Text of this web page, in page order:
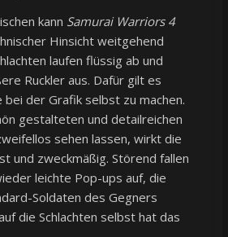
kann Samurai Warriors 4
Hinsicht weitgehend
laufen flüssig ab und
Ruckler aus. Dafür gilt es
bei der Grafik selbst zu machen.
gestalteten und detailreichen
sehen lassen, wirkt die
und zweckmäßig. Störend fallen
leichte Pop-ups auf, die
Soldaten des Gegners
die Schlachten selbst hat das